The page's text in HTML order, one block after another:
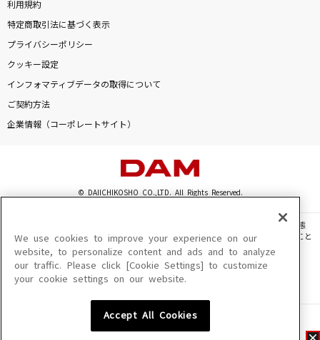
利用規約
特定商取引法に基づく表示
プライバシーポリシー
クッキー設定
インフォマティブデータの取得について
ご契約方法
企業情報（コーポレートサイト）
© DAIICHIKOSHO CO.,LTD. All Rights Reserved.
このサイトに掲載されている一切の文章・画像・写真・動画・音声等を、手段や形態
を問わず、著作権法の定める範囲を超えて無断で複製、転載、ファイル化などすること
を禁じます。
楽曲及びコンテンツは、機種によりご利用いただけない場合があります。
楽曲及びコンテンツの配信日、配信内容が変更になる場合があります。
We use cookies to improve your experience on our
website, to personalize content and ads and to analyze
our traffic. Please click [Cookie Settings] to customize
your cookie settings on our website.
Accept All Cookies